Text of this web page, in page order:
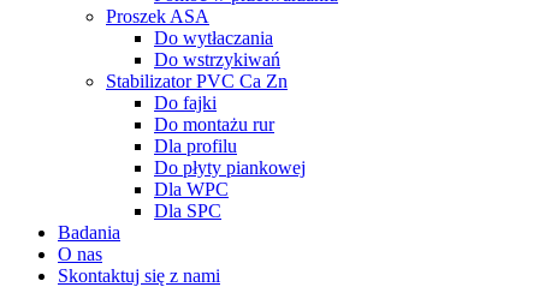
Proszek ASA
Do wytłaczania
Do wstrzykiwań
Stabilizator PVC Ca Zn
Do fajki
Do montażu rur
Dla profilu
Do płyty piankowej
Dla WPC
Dla SPC
Badania
O nas
Skontaktuj się z nami